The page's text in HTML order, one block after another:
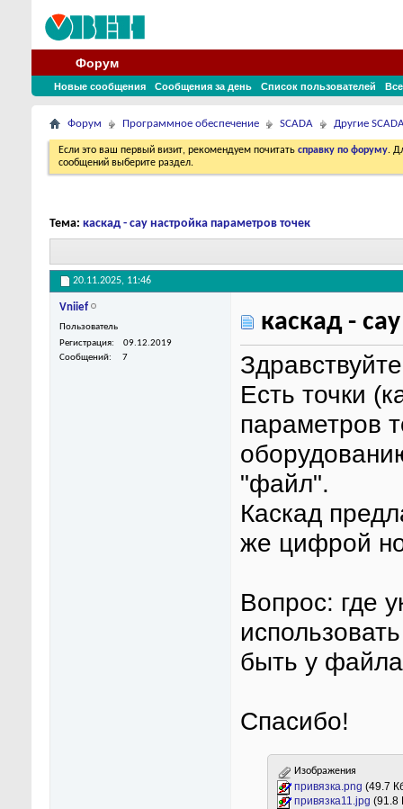
Форум
Новые сообщения Сообщения за день Список пользователей
Форум Программное обеспечение SCADA Другие
Если это ваш первый визит, рекомендуем почитать справку по форуму.
сообщений выберите раздел.
Тема: каскад - сау настройка параметров точек
20.11.2025, 11:46
Vniief
Пользователь
Регистрация
09.12.2019
Сообщений
7
каскад -
Есть точки
параметров
"файл".
Каскад
же цифрой
Вопрос: где
быть у
Спасибо!
Изображения
привязка.png (49.7
привязка11.jpg (91.8